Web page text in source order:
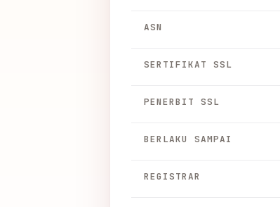
ASN
SERTIFIKAT SSL
PENERBIT SSL
BERLAKU SAMPAI
REGISTRAR